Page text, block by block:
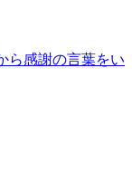
ら感謝の言葉をい